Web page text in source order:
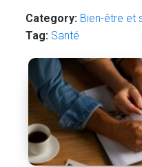
Category: Bien-être et
Tag: Santé